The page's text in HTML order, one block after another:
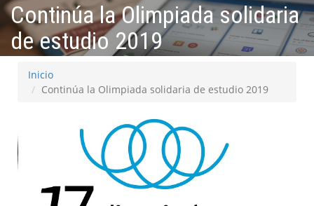
Continúa la Olimpiada solidaria
de estudio 2019
Inicio
Continúa la Olimpiada solidaria de estudio 2019